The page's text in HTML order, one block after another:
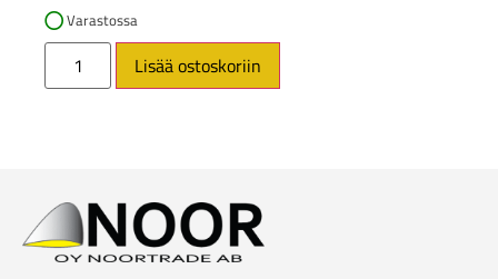
Varastossa
Lisää ostoskoriin